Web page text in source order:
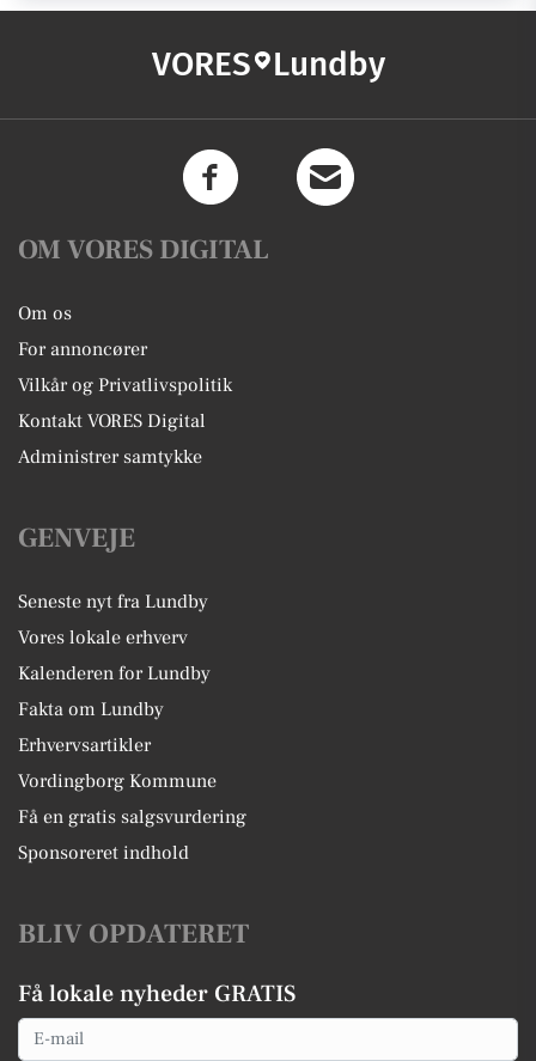
VORES Lundby
OM VORES DIGITAL
Om os
For annoncører
Vilkår og Privatlivspolitik
Kontakt VORES Digital
Administrer samtykke
GENVEJE
Seneste nyt fra Lundby
Vores lokale erhverv
Kalenderen for Lundby
Fakta om Lundby
Erhvervsartikler
Vordingborg Kommune
Få en gratis salgsvurdering
Sponsoreret indhold
BLIV OPDATERET
Få lokale nyheder GRATIS
Email